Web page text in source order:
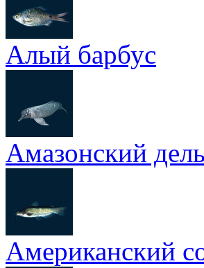
Алый барбус
Амазонский
Американский